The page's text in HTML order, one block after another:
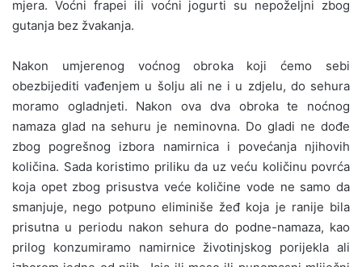
mjera. Voćni frapei ili voćni jogurti su nepoželjni zbog
gutanja bez žvakanja.
Nakon umjerenog voćnog obroka koji ćemo sebi
obezbijediti vađenjem u šolju ali ne i u zdjelu, do sehura
moramo ogladnjeti. Nakon ova dva obroka te noćnog
namaza glad na sehuru je neminovna. Do gladi ne dođe
zbog pogrešnog izbora namirnica i povećanja njihovih
količina. Sada koristimo priliku da uz veću količinu povrća
koja opet zbog prisustva veće količine vode ne samo da
smanjuje, nego potpuno eliminiše žeđ koja je ranije bila
prisutna u periodu nakon sehura do podne-namaza, kao
prilog konzumiramo namirnice životinjskog porijekla ali